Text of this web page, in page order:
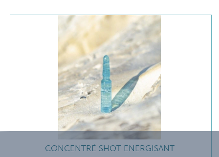
CONCENTRÉ SHOT ENERGISANT